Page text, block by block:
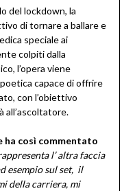
del lockdown, la
di tornare a ballare e
speciale ai
colpiti dalla
l’opera viene
capace di offrire
con l’obiettivo
ha così commentato
l’ altra faccia
esempio sul set, il
della carriera, mi